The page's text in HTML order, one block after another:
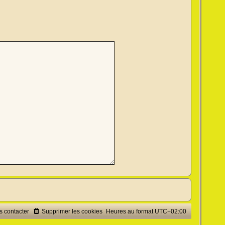
Heures au format UTC+02:00
Supprimer les cookies
contacter